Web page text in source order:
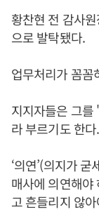
황찬현 전 감사
으로 발탁됐다.
업무처리가 꼼꼼
지지자들은 그를
라 부르기도 한다.
‘의연’(의지가
매사에 의연해야
고 흔들리지 않